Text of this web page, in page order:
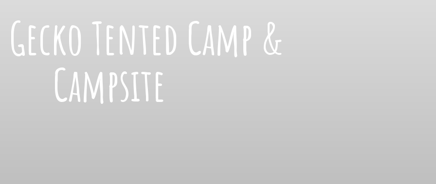
Tented Camp &
Campsite